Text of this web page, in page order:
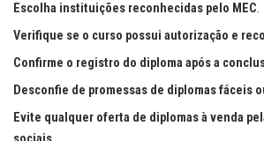
Escolha instituições reconhecidas pelo MEC.
Verifique se o curso possui autorização e
Confirme o registro do diploma após a
Desconfie de promessas de diplomas fáceis
Evite qualquer oferta de diplomas à venda